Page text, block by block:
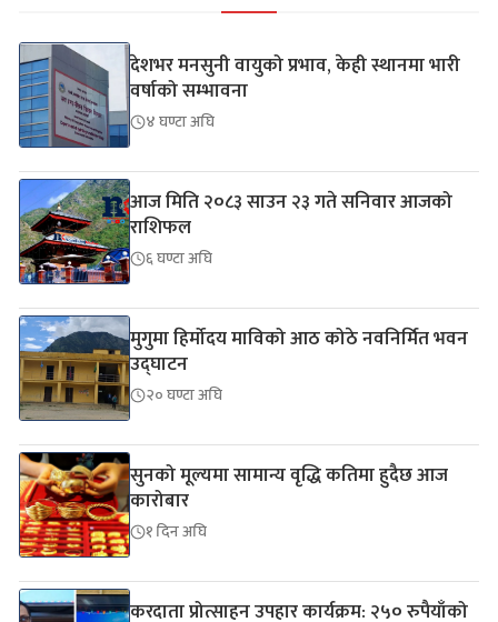
देशभर मनसुनी वायुको प्रभाव, केही स्थानमा भारी
वर्षाको सम्भावना
४ घण्टा अघि
आज मिति २०८३ साउन २३ गते सनिवार आजको
राशिफल
६ घण्टा अघि
मुगुमा हिर्मोदय माविको आठ कोठे नवनिर्मित भवन
उद्घाटन
२० घण्टा अघि
सुनको मूल्यमा सामान्य वृद्धि कतिमा हुदैछ आज
कारोबार
१ दिन अघि
करदाता प्रोत्साहन उपहार कार्यक्रम: २५० रुपैयाँको